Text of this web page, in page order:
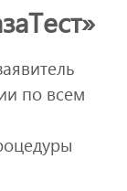
по всем